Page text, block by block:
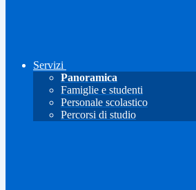
Servizi
Panoramica
Famiglie e studenti
Personale scolastico
Percorsi di studio